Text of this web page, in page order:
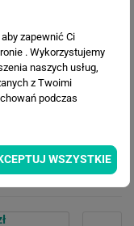
zapewnić Ci
. Wykorzystujemy
naszych usług,
z Twoimi
podczas
WSZYSTKIE